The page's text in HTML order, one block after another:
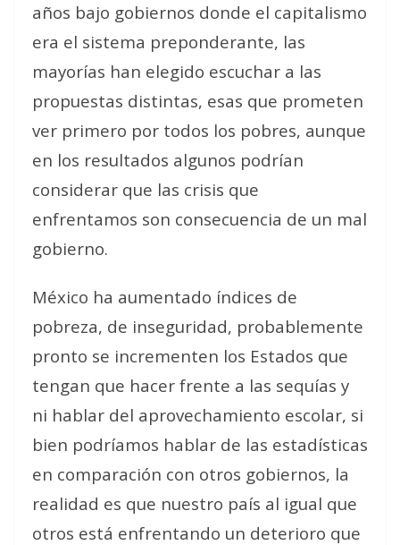
años bajo gobiernos donde el capitalismo
era el sistema preponderante, las
mayorías han elegido escuchar a las
propuestas distintas, esas que prometen
ver primero por todos los pobres, aunque
en los resultados algunos podrían
considerar que las crisis que
enfrentamos son consecuencia de un mal
gobierno.
México ha aumentado índices de
pobreza, de inseguridad, probablemente
pronto se incrementen los Estados que
tengan que hacer frente a las sequías y
ni hablar del aprovechamiento escolar, si
bien podríamos hablar de las estadísticas
en comparación con otros gobiernos, la
realidad es que nuestro país al igual que
otros está enfrentando un deterioro que